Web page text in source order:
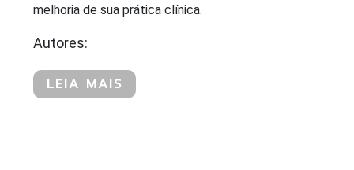
melhoria de sua prática clínica.
Autores:
LEIA MAIS